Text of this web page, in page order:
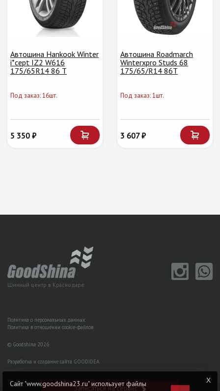
Автошина Hankook Winter
i*cept IZ2 W616
175/65R14 86 T
Под заказ: 16шт.
5 350 ₽
Автошина Roadmarch
Winterxpro Studs 68
175/65/R14 86T
Под заказ: 1шт.
3 607 ₽
Шинный центр в Краснодаре
Политика о персональных данных
Политика в отношении cookie-файлов
© Goodshina 2026
Разработка и создание сайта GOODIDEA
Записаться на сервис
Сайт "www.goodshina23.ru" использует файлы